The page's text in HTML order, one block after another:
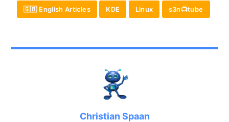
🇬🇧 English Articles KDE Linux s3n📺tube
Christian Spaan